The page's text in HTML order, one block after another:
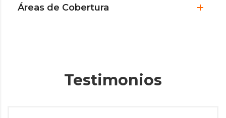
Áreas de Cobertura
Testimonios